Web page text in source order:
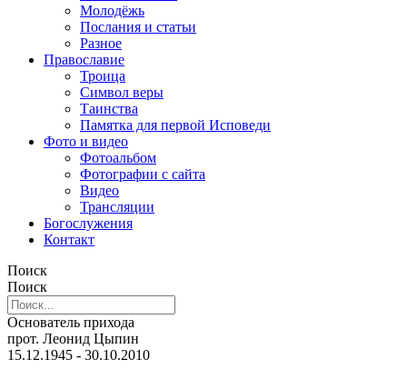
Молодёжь
Послания и статьи
Разное
Православие
Троица
Символ веры
Таинства
Памятка для первой Исповеди
Фото и видео
Фотоальбом
Фотографии с сайта
Видео
Трансляции
Богослужения
Контакт
Поиск
Поиск
Основатель прихода
прот. Леонид Цыпин
15.12.1945 - 30.10.2010